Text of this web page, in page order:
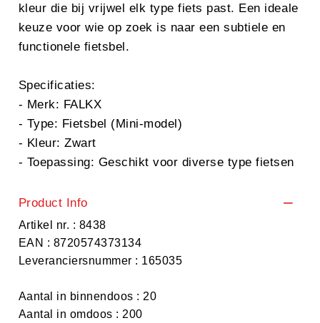
kleur die bij vrijwel elk type fiets past. Een ideale
keuze voor wie op zoek is naar een subtiele en
functionele fietsbel.
Specificaties:
- Merk: FALKX
- Type: Fietsbel (Mini-model)
- Kleur: Zwart
- Toepassing: Geschikt voor diverse type fietsen
Product Info
Artikel nr. : 8438
EAN : 8720574373134
Leveranciersnummer : 165035
Aantal in binnendoos : 20
Aantal in omdoos : 200